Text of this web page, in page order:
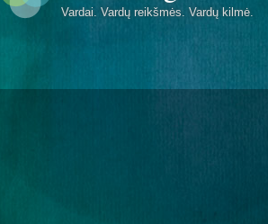
Vardai. Vardų reikšmės. Vardų kilmė.